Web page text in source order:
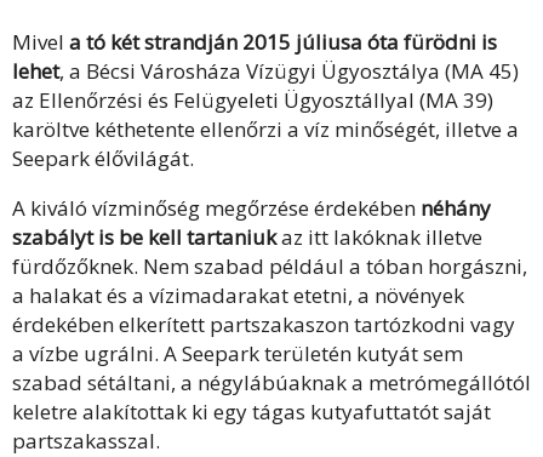
Mivel a tó két strandján 2015 júliusa óta fürödni is
lehet, a Bécsi Városháza Vízügyi Ügyosztálya (MA 45)
az Ellenőrzési és Felügyeleti Ügyosztállyal (MA 39)
karöltve kéthetente ellenőrzi a víz minőségét, illetve a
Seepark élővilágát.
A kiváló vízminőség megőrzése érdekében néhány
szabályt is be kell tartaniukaz itt lakóknak illetve
fürdőzőknek. Nem szabad például a tóban horgászni,
a halakat és a vízimadarakat etetni, a növények
érdekében elkerített partszakaszon tartózkodni vagy
a vízbe ugrálni. A Seepark területén kutyát sem
szabad sétáltani, a négylábúaknak a metrómegállótól
keletre alakítottak ki egy tágas kutyafuttatót saját
partszakasszal.